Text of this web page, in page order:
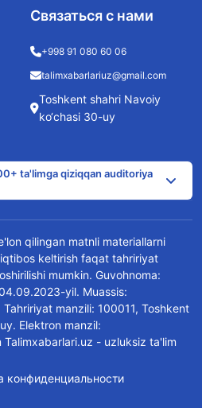
Связаться с нами
+998 91 080 60 06
talimxabarlariuz@gmail.com
Toshkent shahri Navoiy
ko‘chasi 30-uy
ta'limga qiziqqan auditoriya
qilingan matnli materiallarni
keltirish faqat tahririyat
mumkin. Guvohnoma:
yil. Muassis:
Tahririyat manzili: 100011, Toshkent
Elektron manzil:
- uzluksiz ta'lim
конфиденциальности